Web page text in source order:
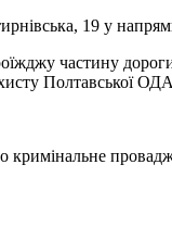
19 у
частину
Полтавської ОДА
кримінальне